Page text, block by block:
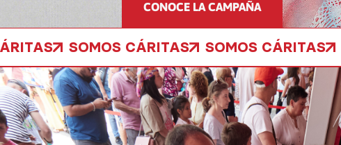
CONOCE LA CAMPAÑA
SOMOS CÁRITAS SOMOS CÁRITAS